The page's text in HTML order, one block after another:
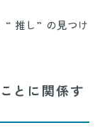
“ 推し” の見つけ
とに関係す